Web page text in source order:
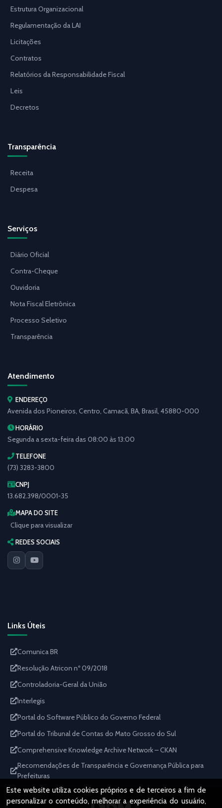
Estrutura Organizacional
Regulamentação da LAI
Licitações
Contratos
Relatórios da Responsabilidade Fiscal
Leis
Decretos
Transparência
Receita
Despesa
Serviços
Diário Oficial
Contra-Cheque
Ouvidoria
Nota Fiscal Eletrônica
Processo Seletivo
Transparência
Atendimento
ENDEREÇO
Avenida dos Pioneiros, Centro, Camacã, BA, Brasil, 45880-000
HORÁRIO
Segunda a sexta-feira das 08:00 às 13:00
TELEFONE
(73) 3283-3800
CNPJ
13.682.398/0001-35
MAPA DO SITE
Clique para visualizar
REDES SOCIAIS
Links Úteis
Comunica BR
Resolução Atricon nº 09/2018
Controladoria-Geral da União
Interlegis
Portal do Software Público do Governo Federal
Portal do Tribunal de Contas do Mato Grosso do Sul
Comprehensive Knowledge Archive Network – CKAN
Recomendações de Transparência e Governança Pública para
Prefeituras
Este website utiliza cookies próprios e de terceiros a fim de
personalizar o conteúdo, melhorar a experiência do usuário,